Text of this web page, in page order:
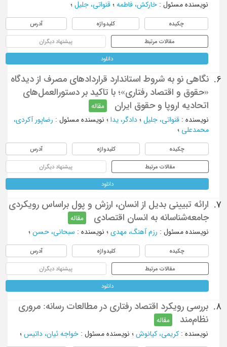
نویسنده مسئول : خارکش، فاطمه؛ قنواتی، جلیل ؛
چکیده کلیدواژه آدرس
مقالات مرتبط پیشنهاد دیگران
دانلود
6.
نگاهی نو به شروط استاندارد قراردادهای مصرف از دیدگاه
«حقوق و اقتصاد رفتاری»؛ با تاکید بر دستورالعمل‌های
اتحادیه اروپا و حقوق ایران
مقاله
نویسنده: قنواتی، جلیل ؛ دادگر، یدا؛ نویسنده مسئول : رضاپور آکردی،
محمدعلی ؛
چکیده کلیدواژه آدرس
مقالات مرتبط پیشنهاد دیگران
دانلود
7.
ارائه تبیینی بدیل از انسان، ارزش و پول براساس رویکردی
جامعه‎شناسانه به انسان اقتصادی
مقاله
نویسنده مسئول : رزم آهنگ، مهدی؛ نویسنده: سبحانی، حسن؛
چکیده کلیدواژه آدرس
مقالات مرتبط پیشنهاد دیگران
دانلود
8.
بررسی رویکرد اقتصاد رفتاری در مطالعات رسانه: مروری
نظام‌مند
مقاله
نویسنده: کریمی، کیانوش ؛ نویسنده مسئول : خواجه ئیان، داتیس ؛